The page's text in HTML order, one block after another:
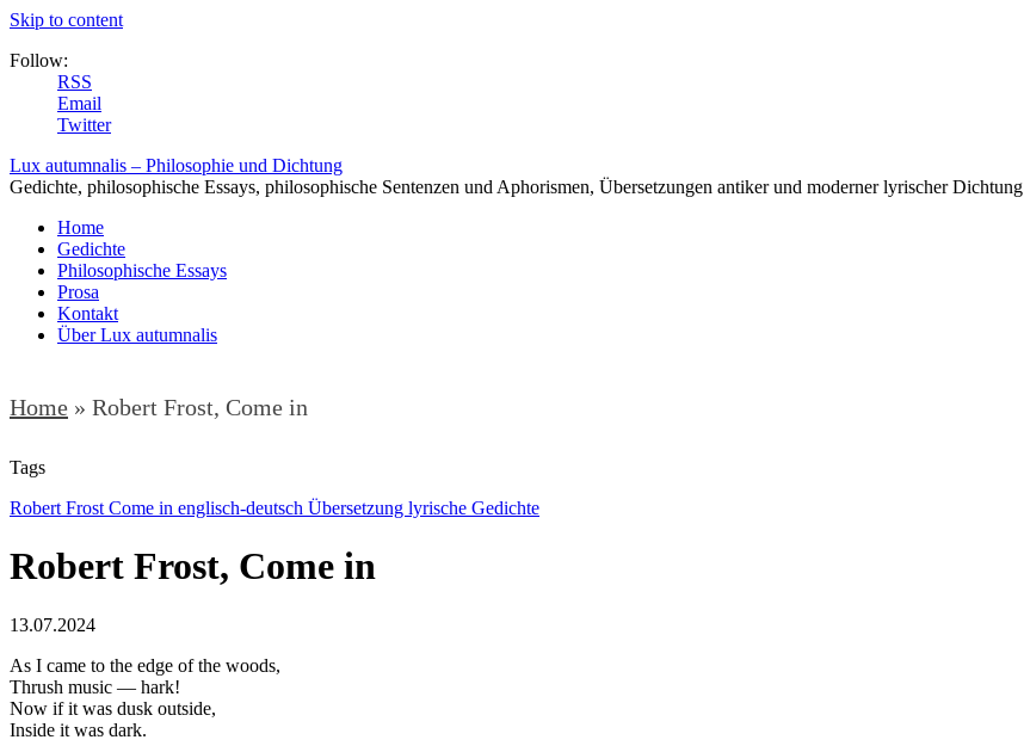
Skip to content
Follow:
RSS
Email
Twitter
Lux autumnalis – Philosophie und Dichtung
Gedichte, philosophische Essays, philosophische Sentenzen und Aphorismen, Übersetzungen antiker und moderner lyrischer Dichtung
Home
Gedichte
Philosophische Essays
Prosa
Kontakt
Über Lux autumnalis
Home » Robert Frost, Come in
Tags
Robert Frost Come in englisch-deutsch Übersetzung lyrische Gedichte
Robert Frost, Come in
13.07.2024
As I came to the edge of the woods,
Thrush music — hark!
Now if it was dusk outside,
Inside it was dark.